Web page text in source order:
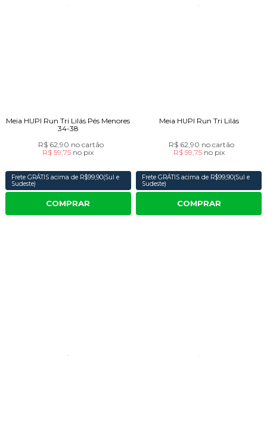
Meia HUPI Run Tri Lilás Pés Menores
34-38
R$ 62,90 no cartão
R$ 59,75 no pix
Frete GRÁTIS acima de R$99,90(Sul e
Sudeste)
COMPRAR
Meia HUPI Run Tri Lilás
R$ 62,90 no cartão
R$ 59,75 no pix
Frete GRÁTIS acima de R$99,90(Sul e
Sudeste)
COMPRAR